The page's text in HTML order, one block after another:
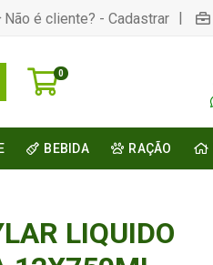
Não é cliente? - Cadastrar |
0
BEBIDA RAÇÃO
LIQUIDO